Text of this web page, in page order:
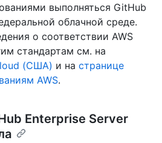
выполняться GitHub
облачной среде.
о соответствии AWS
стандартам см. на
(США) и на странице
AWS.
Enterprise Server